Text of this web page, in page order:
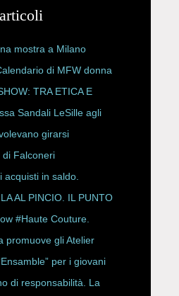
articoli
mostra a Milano
di MFW donna
TRA ETICA E
Sandali LeSille agli
girarsi
di Falconeri
acquisti in saldo.
AL PINCIO. IL PUNTO
ONORATO E
#Haute Couture.
promuove gli Atelier
per i giovani
di responsabilità. La